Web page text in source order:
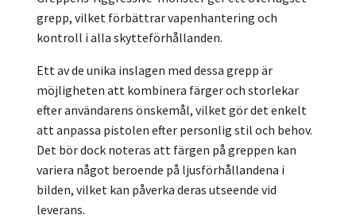
grepp, vilket förbättrar vapenhantering och
kontroll i alla skytteförhållanden.
Ett av de unika inslagen med dessa grepp är
möjligheten att kombinera färger och storlekar
efter användarens önskemål, vilket gör det enkelt
att anpassa pistolen efter personlig stil och behov.
Det bör dock noteras att färgen på greppen kan
variera något beroende på ljusförhållandena i
bilden, vilket kan påverka deras utseende vid
leverans.